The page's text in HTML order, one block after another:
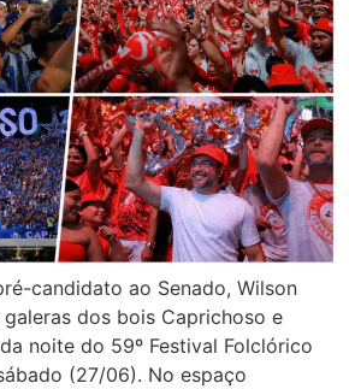
candidato ao Senado, Wilson
dos bois Caprichoso e
noite do 59º Festival Folclórico
(27/06). No espaço